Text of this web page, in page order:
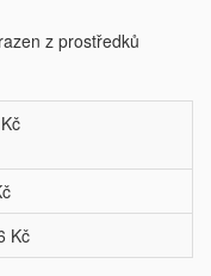
z prostředků
Kč